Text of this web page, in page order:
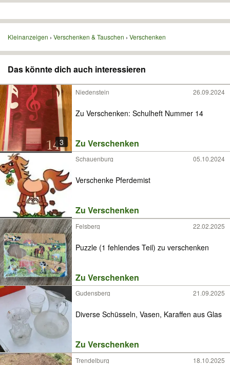
Kleinanzeigen Verschenken & Tauschen Verschenken
Das könnte dich auch interessieren
3
Niedenstein 26.09.2024
Zu Verschenken: Schulheft Nummer 14
Zu Verschenken
Schauenburg 05.10.2024
Verschenke Pferdemist
Zu Verschenken
Felsberg 22.02.2025
Puzzle (1 fehlendes Teil) zu verschenken
Zu Verschenken
Gudensberg 21.09.2025
Diverse Schüsseln, Vasen, Karaffen aus Glas
Zu Verschenken
Trendelburg 18.10.2025